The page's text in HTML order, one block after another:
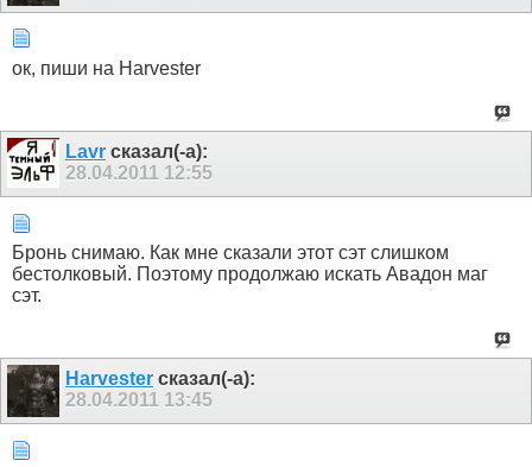
ок, пиши на Harvester
Lavr сказал(-а):
28.04.2011 12:55
Бронь снимаю. Как мне сказали этот сэт слишком
бестолковый. Поэтому продолжаю искать Авадон маг
сэт.
Harvester сказал(-а):
28.04.2011 13:45